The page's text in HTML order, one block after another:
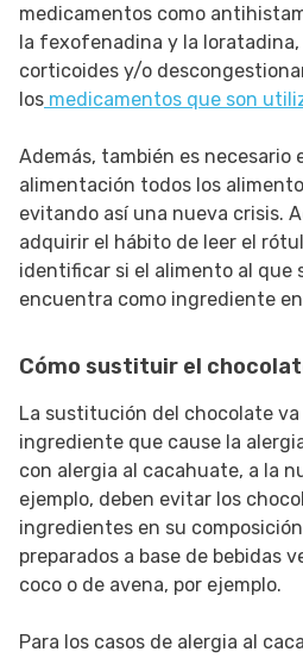
medicamentos como
la fexofenadina y la
corticoides y/o
los medicamentos que son
Además, también es necesario
alimentación todos los
evitando así una nueva crisis.
adquirir el hábito de leer el
identificar si el alimento al que
encuentra como ingrediente
Cómo sustituir el
La sustitución del chocolate va
ingrediente que cause la
con alergia al cacahuate, a la
ejemplo, deben evitar los
ingredientes en su
preparados a base de bebidas
coco o de avena, por ejemplo.
Para los casos de alergia al